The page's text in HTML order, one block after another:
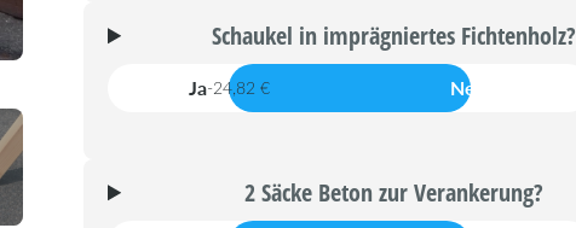
Schaukel in imprägniertes Fichtenholz?
Ja-24,82 € Nein
2 Säcke Beton zur Verankerung?